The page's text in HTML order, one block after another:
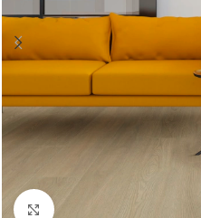
Klik om te vergroten